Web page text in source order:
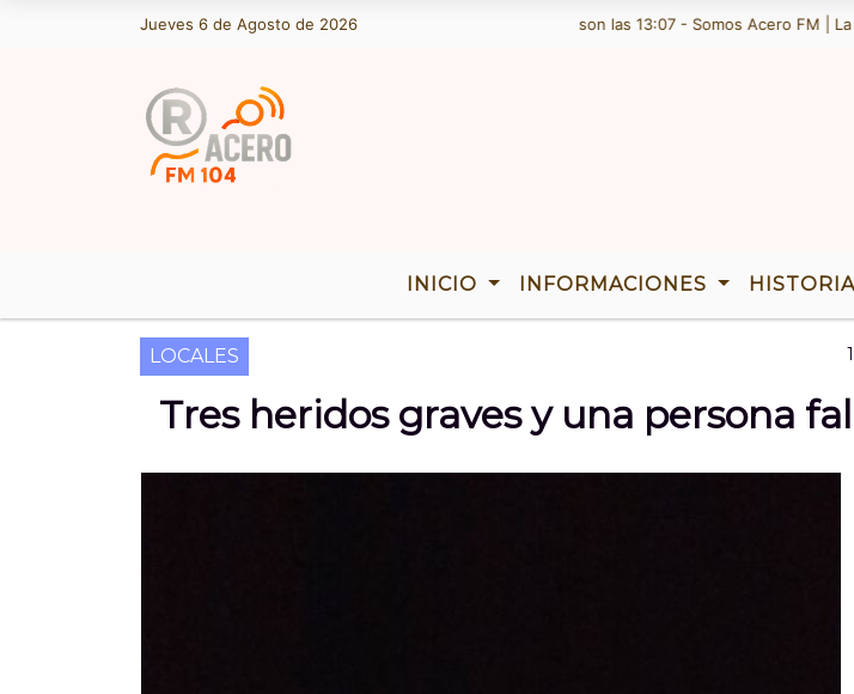
Jueves 6 de Agosto de 2026
Hoy es Jueves 6 de Agosto de 2026 y son las 13:07 - Somos Acero FM | La Radio
INICIO INFORMACIONES HISTORIA
LOCALES
Tres heridos graves y una persona